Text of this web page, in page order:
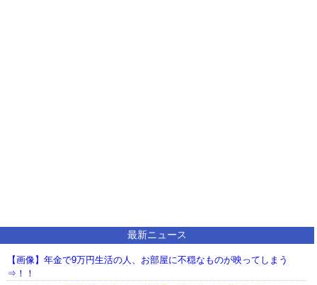
最新ニュース
【画像】年金で9万円生活の人、お部屋に不穏なものが映ってしまう
⇒！！